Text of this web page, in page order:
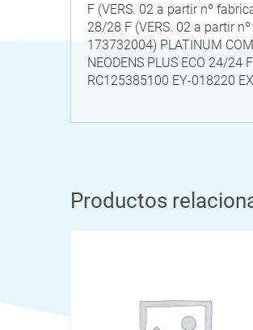
F (VERS. 02 a partir nº
28/28 F (VERS. 02 a partir
173732004) PLATINUM
NEODENS PLUS ECO 24/
RC125385100 EY-018220
Productos